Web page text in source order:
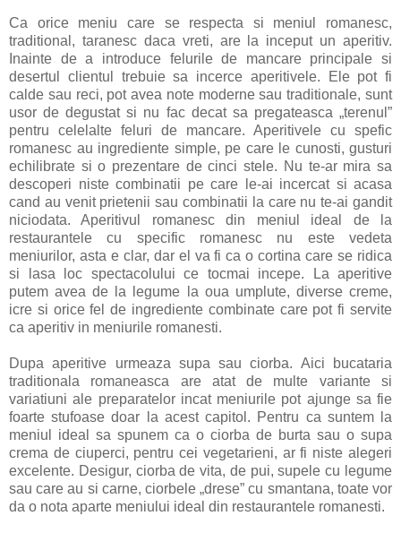
Ca orice meniu care se respecta si meniul romanesc,
traditional, taranesc daca vreti, are la inceput un aperitiv.
Inainte de a introduce felurile de mancare principale si
desertul clientul trebuie sa incerce aperitivele. Ele pot fi
calde sau reci, pot avea note moderne sau traditionale, sunt
usor de degustat si nu fac decat sa pregateasca „terenul”
pentru celelalte feluri de mancare. Aperitivele cu spefic
romanesc au ingrediente simple, pe care le cunosti, gusturi
echilibrate si o prezentare de cinci stele. Nu te-ar mira sa
descoperi niste combinatii pe care le-ai incercat si acasa
cand au venit prietenii sau combinatii la care nu te-ai gandit
niciodata. Aperitivul romanesc din meniul ideal de la
restaurantele cu specific romanesc nu este vedeta
meniurilor, asta e clar, dar el va fi ca o cortina care se ridica
si lasa loc spectacolului ce tocmai incepe. La aperitive
putem avea de la legume la oua umplute, diverse creme,
icre si orice fel de ingrediente combinate care pot fi servite
ca aperitiv in meniurile romanesti.
Dupa aperitive urmeaza supa sau ciorba. Aici bucataria
traditionala romaneasca are atat de multe variante si
variatiuni ale preparatelor incat meniurile pot ajunge sa fie
foarte stufoase doar la acest capitol. Pentru ca suntem la
meniul ideal sa spunem ca o ciorba de burta sau o supa
crema de ciuperci, pentru cei vegetarieni, ar fi niste alegeri
excelente. Desigur, ciorba de vita, de pui, supele cu legume
sau care au si carne, ciorbele „drese” cu smantana, toate vor
da o nota aparte meniului ideal din restaurantele romanesti.